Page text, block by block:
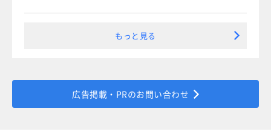
もっと見る
広告掲載・PRのお問い合わせ